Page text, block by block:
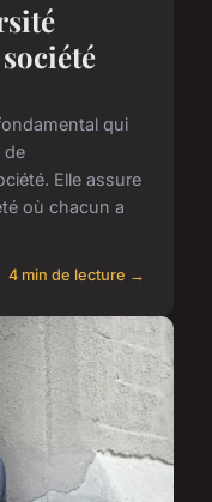
qui
de
Elle assure
où chacun a
4 min de lecture →